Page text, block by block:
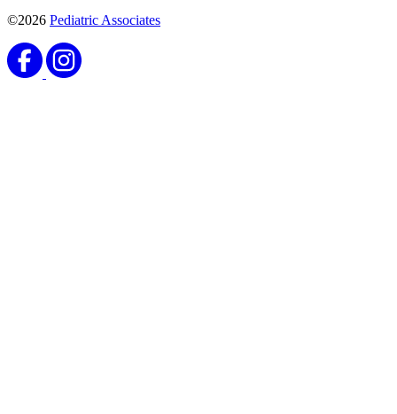
©2026 Pediatric Associates